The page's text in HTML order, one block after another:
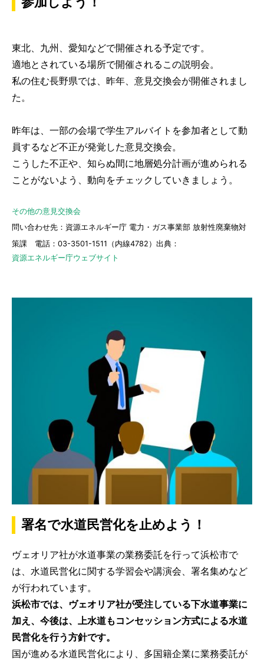
東北、九州、愛知などで開催される予定です。
適地とされている場所で開催されるこの説明会。
私の住む長野県では、昨年、意見交換会が開催されまし
た。
昨年は、一部の会場で学生アルバイトを参加者として動
員するなど不正が発覚した意見交換会。
こうした不正や、知らぬ間に地層処分計画が進められる
ことがないよう、動向をチェックしていきましょう。
その他の意見交換会
問い合わせ先：資源エネルギー庁 電力・ガス事業部 放射性廃棄物対
策課 電話：03-3501-1511（内線4782） 出典：
資源エネルギー庁ウェブサイト
署名で水道民営化を止めよう！
ヴェオリア社が水道事業の業務委託を行って浜松市で
は、水道民営化に関する学習会や講演会、署名集めなど
が行われています。
浜松市では、ヴェオリア社が受注している下水道事業に
加え、今後は、上水道もコンセッション方式による水道
民営化を行う方針です。
国が進める水道民営化により、多国籍企業に業務委託が